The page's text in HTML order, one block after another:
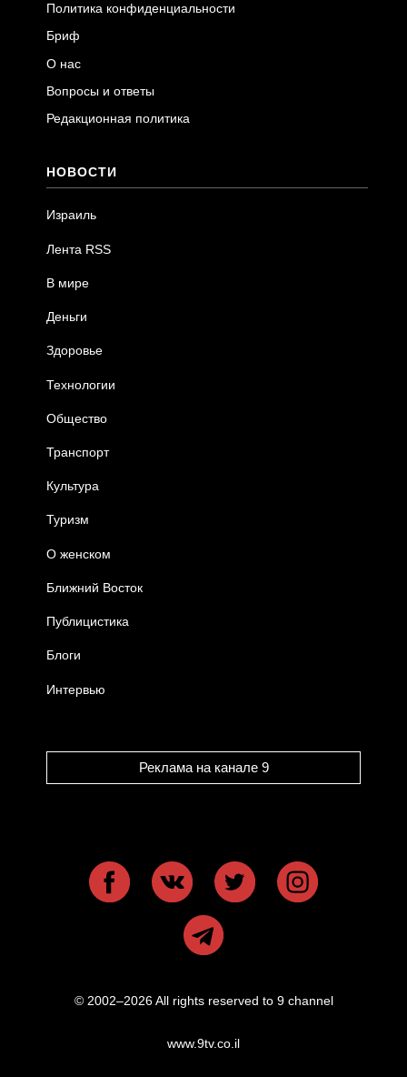
Политика конфиденциальности
Бриф
О нас
Вопросы и ответы
Редакционная политика
НОВОСТИ
Израиль
Лента RSS
В мире
Деньги
Здоровье
Технологии
Общество
Транспорт
Культура
Туризм
О женском
Ближний Восток
Публицистика
Блоги
Интервью
Реклама на канале 9
© 2002–2026 All rights reserved to 9 channel
www.9tv.co.il